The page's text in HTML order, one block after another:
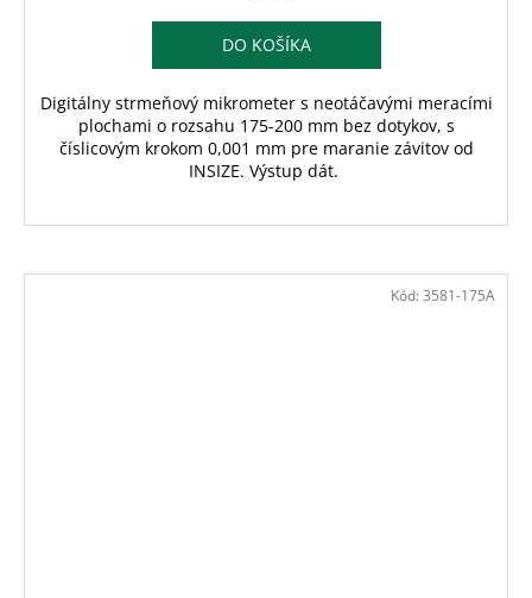
DO KOŠÍKA
Digitálny strmeňový mikrometer s neotáčavými meracími
plochami o rozsahu 175-200 mm bez dotykov, s
číslicovým krokom 0,001 mm pre maranie závitov od
INSIZE. Výstup dát.
Kód: 3581-175A